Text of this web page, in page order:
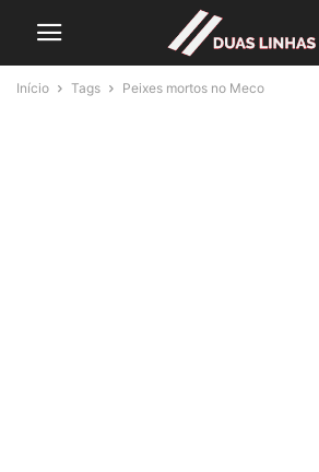
Início Tags Peixes mortos no Meco